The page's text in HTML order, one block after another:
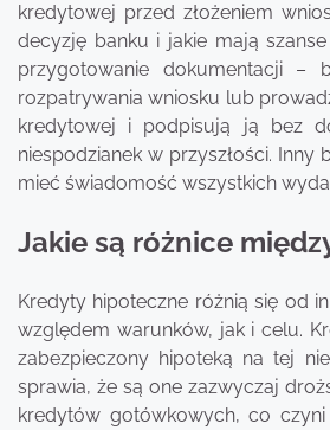
kredytowej przed złożeniem
decyzję banku i jakie mają
przygotowanie dokumentacji –
rozpatrywania wniosku lub
kredytowej i podpisują ją bez
niespodzianek w przyszłości.
mieć świadomość wszystkich
Jakie są różnice
Kredyty hipoteczne różnią się od
względem warunków, jak i celu.
zabezpieczony hipoteką na tej
sprawia, że są one zazwyczaj
kredytów gotówkowych, co